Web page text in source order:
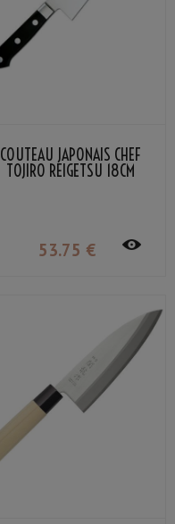
COUTEAU JAPONAIS CHEF
TOJIRO REIGETSU 18CM
53.75 €